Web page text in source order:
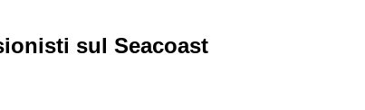
sul Seacoast